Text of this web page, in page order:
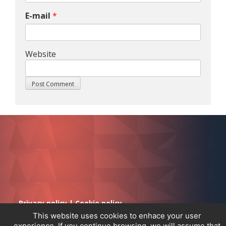
E-mail *
Website
Privacy policy|Cookie policy
This website uses cookies to enhace your user